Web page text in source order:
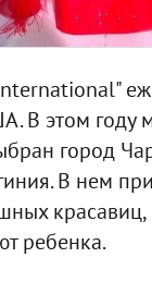
В этом году
город
В нем
красавиц,
ребенка.